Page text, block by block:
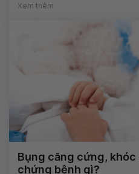
Xem thêm
Bụng căng cứng,
chứng bệnh gì?